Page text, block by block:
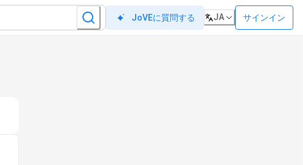
JoVEに質問する JA サインイン